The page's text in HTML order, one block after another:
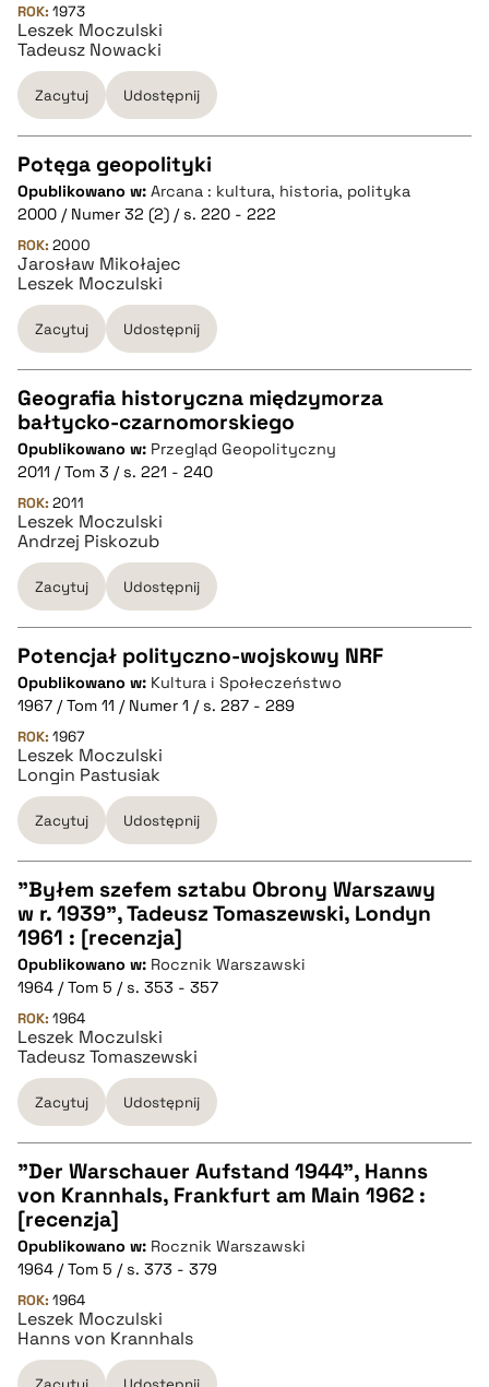
pobierz cytat
BIBTEX
pobierz cytat
ROK: 1973
Leszek Moczulski
Tadeusz Nowacki
Zacytuj Udostępnij
CZYSTY TEKST
pobierz cytat
BIBTEX
pobierz cytat
Potęga geopolityki
Opublikowano w: Arcana : kultura, historia, polityka
2000 / Numer 32 (2) / s. 220 - 222
ROK: 2000
Jarosław Mikołajec
Leszek Moczulski
Zacytuj Udostępnij
CZYSTY TEKST
pobierz cytat
BIBTEX
pobierz cytat
Geografia historyczna międzymorza
bałtycko-czarnomorskiego
Opublikowano w: Przegląd Geopolityczny
2011 / Tom 3 / s. 221 - 240
ROK: 2011
Leszek Moczulski
Andrzej Piskozub
Zacytuj Udostępnij
CZYSTY TEKST
pobierz cytat
BIBTEX
pobierz cytat
Potencjał polityczno-wojskowy NRF
Opublikowano w: Kultura i Społeczeństwo
1967 / Tom 11 / Numer 1 / s. 287 - 289
ROK: 1967
Leszek Moczulski
Longin Pastusiak
Zacytuj Udostępnij
CZYSTY TEKST
pobierz cytat
BIBTEX
pobierz cytat
"Byłem szefem sztabu Obrony Warszawy
w r. 1939", Tadeusz Tomaszewski, Londyn
1961 : [recenzja]
Opublikowano w: Rocznik Warszawski
1964 / Tom 5 / s. 353 - 357
ROK: 1964
Leszek Moczulski
Tadeusz Tomaszewski
Zacytuj Udostępnij
CZYSTY TEKST
pobierz cytat
BIBTEX
"Der Warschauer Aufstand 1944", Hanns
von Krannhals, Frankfurt am Main 1962 :
[recenzja]
Opublikowano w: Rocznik Warszawski
1964 / Tom 5 / s. 373 - 379
ROK: 1964
Leszek Moczulski
Hanns von Krannhals